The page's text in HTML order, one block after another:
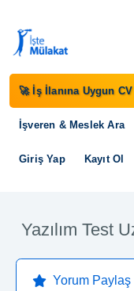
🚀 İş İlanına Uygun
İşveren & Meslek Ara
Giriş Yap Kayıt Ol
Yazılım Test
Yorum Paylaş